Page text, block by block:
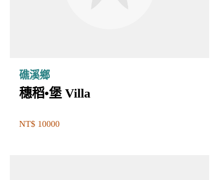
礁溪鄉
穗稻•堡 Villa
NT$ 10000